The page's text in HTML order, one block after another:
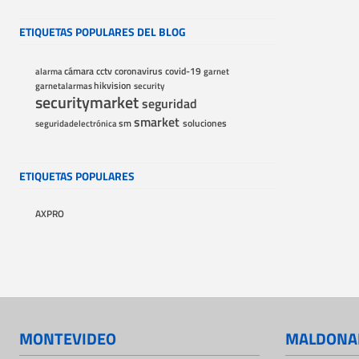
ETIQUETAS POPULARES DEL BLOG
alarmacámaracctvcoronavirus covid-19garnet
garnetalarmashikvision security
securitymarketseguridad
seguridadelectrónicasmsmarket soluciones
ETIQUETAS POPULARES
AXPRO
MONTEVIDEO